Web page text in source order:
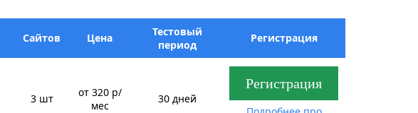
Сайтов Цена
Тестовый
период
Регистрация
3 шт
от 320 р/
мес
30 дней
Регистрация